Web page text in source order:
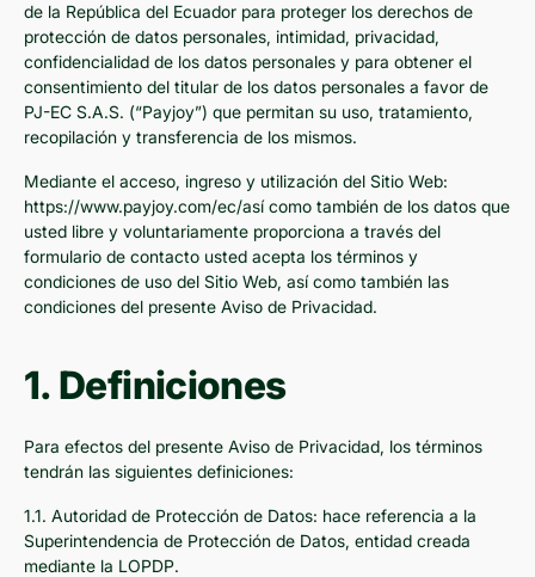
de la República del Ecuador para proteger los derechos de
protección de datos personales, intimidad, privacidad,
confidencialidad de los datos personales y para obtener el
consentimiento del titular de los datos personales a favor de
PJ-EC S.A.S. (“Payjoy”) que permitan su uso, tratamiento,
recopilación y transferencia de los mismos.
Mediante el acceso, ingreso y utilización del Sitio Web:
https://www.payjoy.com/ec/así como también de los datos que
usted libre y voluntariamente proporciona a través del
formulario de contacto usted acepta los términos y
condiciones de uso del Sitio Web, así como también las
condiciones del presente Aviso de Privacidad.
1. Definiciones
Para efectos del presente Aviso de Privacidad, los términos
tendrán las siguientes definiciones:
1.1. Autoridad de Protección de Datos: hace referencia a la
Superintendencia de Protección de Datos, entidad creada
mediante la LOPDP.